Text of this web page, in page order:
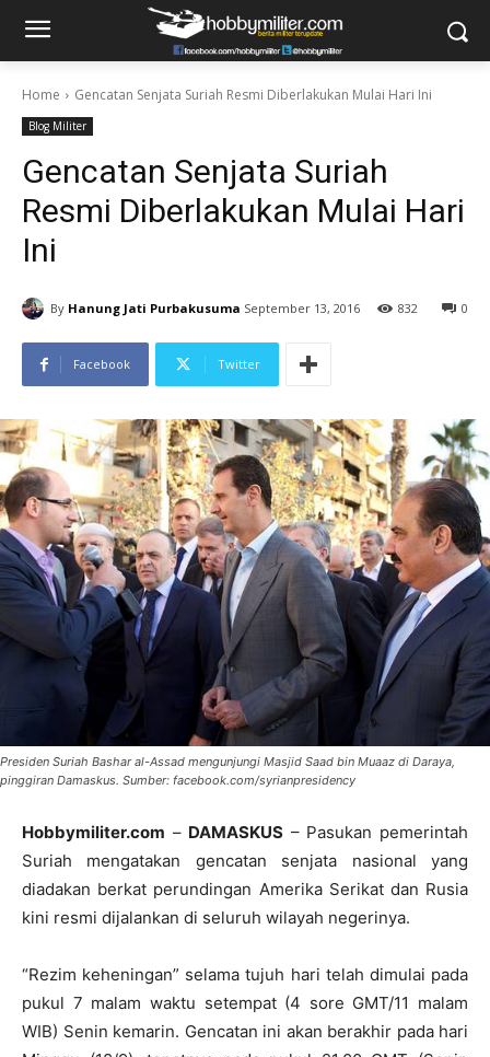
Home Gencatan Senjata Suriah Resmi Diberlakukan Mulai Hari Ini
Blog Militer
Gencatan Senjata Suriah
Resmi Diberlakukan Mulai Hari
Ini
By Hanung Jati Purbakusuma September 13, 2016 0
832
Facebook Twitter
Presiden Suriah Bashar al-Assad mengunjungi Masjid Saad bin Muaaz di Daraya,
pinggiran Damaskus. Sumber: facebook.com/syrianpresidency
Hobbymiliter.com – DAMASKUS – Pasukan pemerintah
Suriah mengatakan gencatan senjata nasional yang
diadakan berkat perundingan Amerika Serikat dan Rusia
kini resmi dijalankan di seluruh wilayah negerinya.
“Rezim keheningan” selama tujuh hari telah dimulai pada
pukul 7 malam waktu setempat (4 sore GMT/11 malam
WIB) Senin kemarin. Gencatan ini akan berakhir pada hari